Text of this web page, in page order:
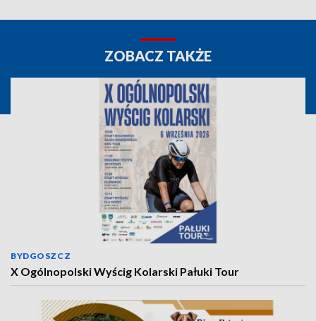
ZOBACZ TAKŻE
BYDGOSZCZ
X Ogólnopolski Wyścig Kolarski Pałuki Tour